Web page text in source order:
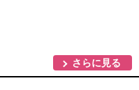
さらに見る